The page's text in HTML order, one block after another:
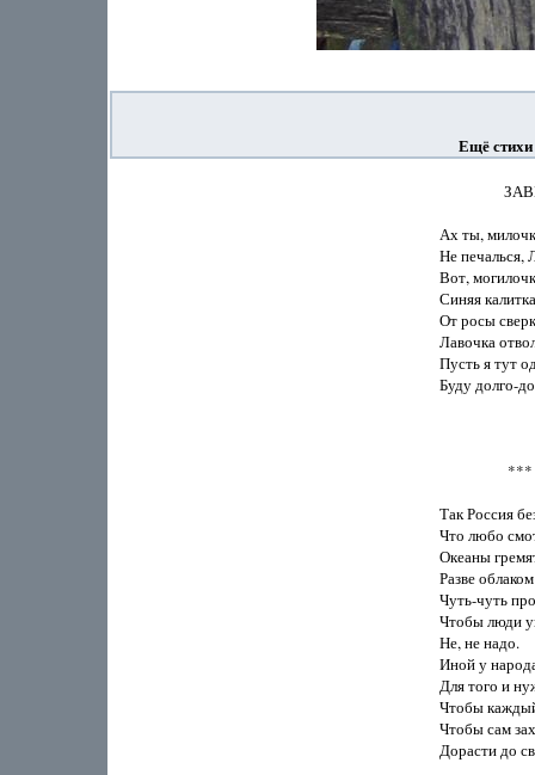
Ещё
Ах ты,
Не печалься,
Вот,
Синяя
От росы
Лавочка
Пусть я тут
Буду долго-
                   ***
Так Россия
Что любо
Океаны
Разве
Чуть-чуть
Чтобы люди
Не, не надо.
Иной у
Для того и
Чтобы
Чтобы сам
Дорасти до